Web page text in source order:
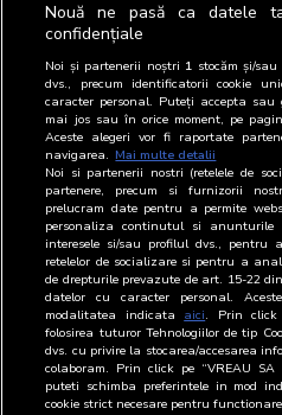
Nouă ne pasă ca datele
confidențiale
Noi și partenerii noștri 1 stocăm și/
dvs., precum identificatorii cookie
caracter personal. Puteți accepta sau
mai jos sau în orice moment, pe
Aceste alegeri vor fi raportate
navigarea. Mai multe detalii
Noi si partenerii nostri (retelele de
partenere, precum si furnizorii
prelucram date pentru a permite
personaliza continutul si
interesele si/sau profilul dvs.,
retelelor de socializare si pentru a
de drepturile prevazute de art. 15-22
datelor cu caracter personal.
modalitatea indicata aici. Prin click
folosirea tuturor Tehnologiilor de tip
dvs. cu privire la stocarea/accesarea
colaboram. Prin click pe “VREAU SA
puteti schimba preferintele in mod
cookie strict necesare pentru